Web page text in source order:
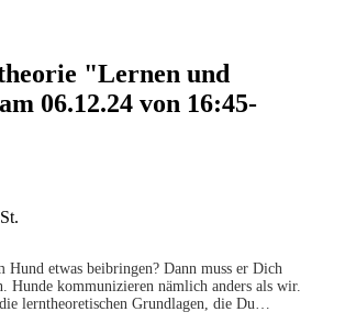
"Lernen und
06.12.24 von 16:45-
etwas beibringen? Dann muss er Dich
Hunde kommunizieren nämlich anders als wir.
lerntheoretischen Grundlagen, die Du